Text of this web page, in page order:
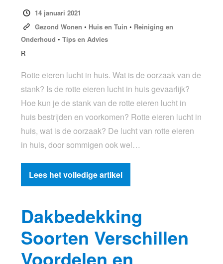
14 januari 2021
Gezond Wonen • Huis en Tuin • Reiniging en
Onderhoud •Tips en Advies
R
Rotte eieren lucht in huis. Wat is de oorzaak van de
stank? Is de rotte eieren lucht in huis gevaarlijk?
Hoe kun je de stank van de rotte eieren lucht in
huis bestrijden en voorkomen? Rotte eieren lucht in
huis, wat is de oorzaak? De lucht van rotte eieren
in huis, door sommigen ook wel…
Lees het volledige artikel
Dakbedekking
Soorten Verschillen
Voordelen en